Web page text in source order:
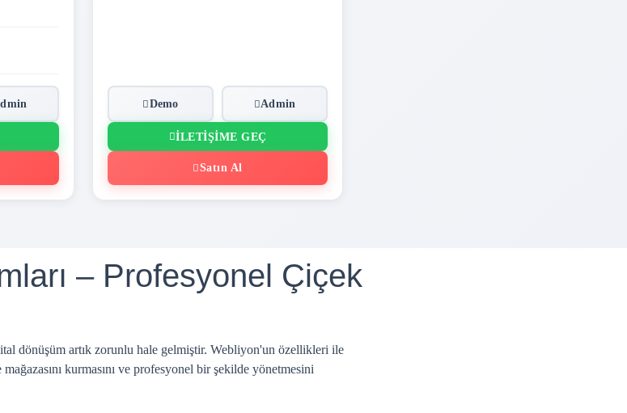
Demo Admin
İLETIŞIME GEÇ
Satın Al
– Profesyonel Çiçek
dönüşüm artık zorunlu hale gelmiştir. Webliyon'un özellikleri ile
kurmasını ve profesyonel bir şekilde yönetmesini